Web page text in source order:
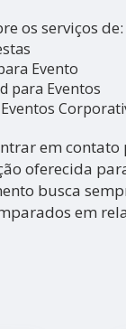
os serviços de:
Evento
para Eventos
em
oferecida
busca
em